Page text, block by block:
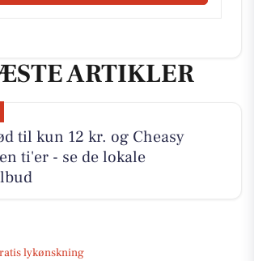
ARTIKLER
til kun 12 kr. og Cheasy
ti'er - se de lokale
lykønskning